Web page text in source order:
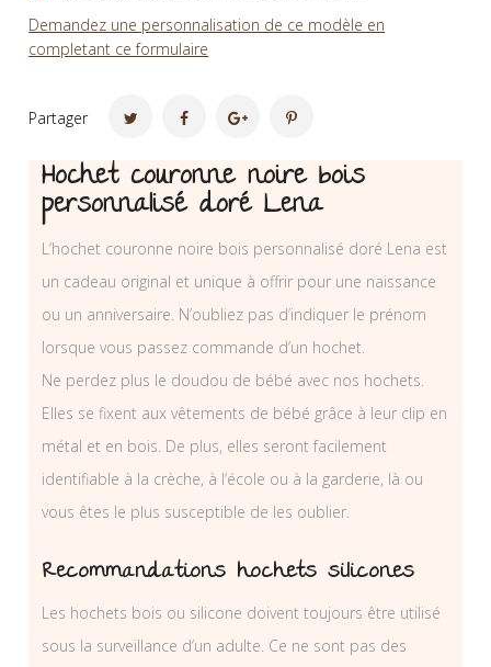
Demandez une personnalisation de ce modèle en
completant ce formulaire
Partager
Hochet couronne noire bois
personnalisé doré Lena
L’hochet couronne noire bois personnalisé doré Lena est
un cadeau original et unique à offrir pour une naissance
ou un anniversaire. N’oubliez pas d’indiquer le prénom
lorsque vous passez commande d’un hochet.
Ne perdez plus le doudou de bébé avec nos hochets.
Elles se fixent aux vêtements de bébé grâce à leur clip en
métal et en bois. De plus, elles seront facilement
identifiable à la crèche, à l’école ou à la garderie, là ou
vous êtes le plus susceptible de les oublier.
Recommandations hochets silicones
Les hochets bois ou silicone doivent toujours être utilisé
sous la surveillance d’un adulte. Ce ne sont pas des